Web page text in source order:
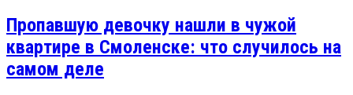
Пропавшую девочку нашли в чужой
квартире в Смоленске: что случилось на
самом деле